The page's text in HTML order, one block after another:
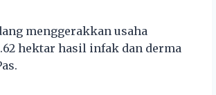
menggerakkan usaha
hektar hasil infak dan derma